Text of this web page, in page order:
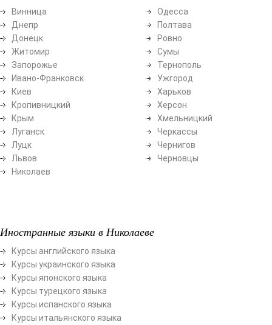
Винница
Днепр
Донецк
Житомир
Запорожье
Ивано-Франковск
Киев
Кропивницкий
Крым
Луганск
Луцк
Львов
Николаев
Одесса
Полтава
Ровно
Сумы
Тернополь
Ужгород
Харьков
Херсон
Хмельницкий
Черкассы
Чернигов
Черновцы
Иностранные языки в Николаеве
Курсы английского языка
Курсы украинского языка
Курсы японского языка
Курсы турецкого языка
Курсы испанского языка
Курсы итальянского языка